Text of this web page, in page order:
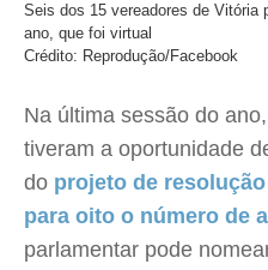
Seis dos 15 vereadores de Vitória
ano, que foi virtual
Crédito: Reprodução/Facebook
Na última sessão do
tiveram a oportunidade
do projeto de
para oito o número de
parlamentar pode